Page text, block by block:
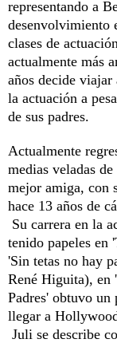
representando a
desenvolvimiento
clases de
actualmente más
años decide viajar
la actuación a
de sus padres.
Actualmente
medias veladas
mejor amiga, con
hace 13 años de
Su carrera en la
tenido papeles en
'Sin tetas no hay
René Higuita), en
Padres' obtuvo un
llegar a
Juli se describe